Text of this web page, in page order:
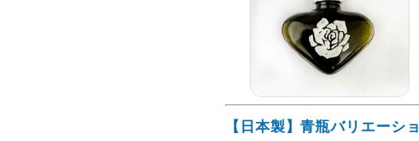
【日本製】青瓶バリエーショ